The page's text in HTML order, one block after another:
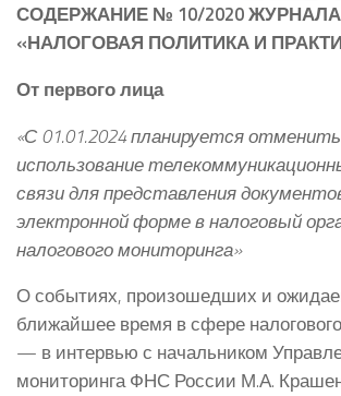
СОДЕРЖАНИЕ № 10/2020 ЖУРНАЛА
«НАЛОГОВАЯ ПОЛИТИКА И
От первого лица
«С 01.01.2024 планируется отменить
использование
связи для представления
электронной форме в налоговый
налогового мониторинга»
О событиях, произошедших и
ближайшее время в сфере
— в интервью с начальником
мониторинга ФНС России М.А.